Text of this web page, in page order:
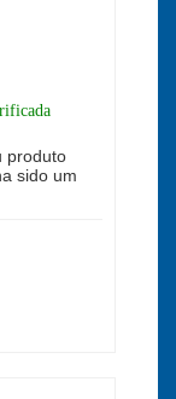
produto
sido um